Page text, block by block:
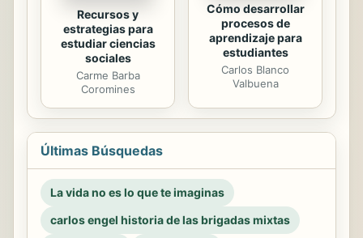
Recursos y
estrategias para
estudiar ciencias
sociales
Carme Barba
Coromines
Cómo desarrollar
procesos de
aprendizaje para
estudiantes
Carlos Blanco
Valbuena
Últimas Búsquedas
La vida no es lo que te imaginas
carlos engel historia de las brigadas mixtas